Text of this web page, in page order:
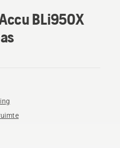
BLi950X